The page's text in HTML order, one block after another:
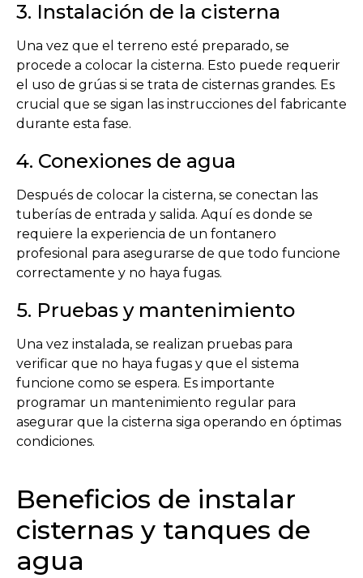
3. Instalación de la cisterna
Una vez que el terreno esté preparado, se
procede a colocar la cisterna. Esto puede requerir
el uso de grúas si se trata de cisternas grandes. Es
crucial que se sigan las instrucciones del fabricante
durante esta fase.
4. Conexiones de agua
Después de colocar la cisterna, se conectan las
tuberías de entrada y salida. Aquí es donde se
requiere la experiencia de un fontanero
profesional para asegurarse de que todo funcione
correctamente y no haya fugas.
5. Pruebas y mantenimiento
Una vez instalada, se realizan pruebas para
verificar que no haya fugas y que el sistema
funcione como se espera. Es importante
programar un mantenimiento regular para
asegurar que la cisterna siga operando en óptimas
condiciones.
Beneficios de instalar
cisternas y tanques de
agua